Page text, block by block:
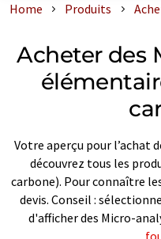
Home Produits
Acheter des
Votre aperçu pour l’achat
découvrez tous les
carbone). Pour connaître
devis. Conseil :
d'afficher des Micro-